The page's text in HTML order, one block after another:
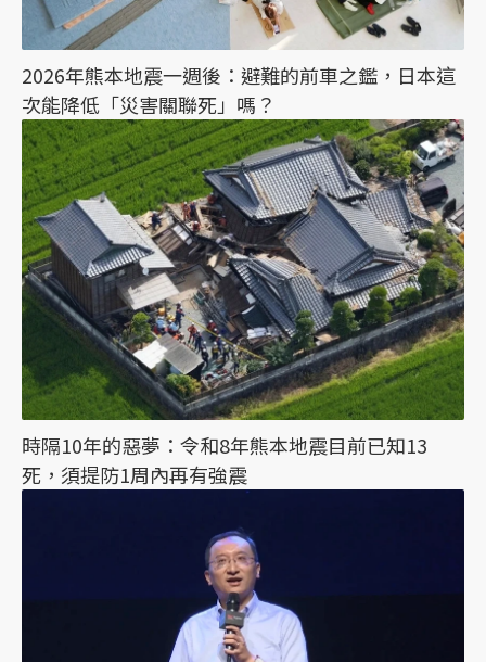
2026年熊本地震一週後：避難的前車之鑑，日本這
次能降低「災害關聯死」嗎？
時隔10年的惡夢：令和8年熊本地震目前已知13
死，須提防1周內再有強震